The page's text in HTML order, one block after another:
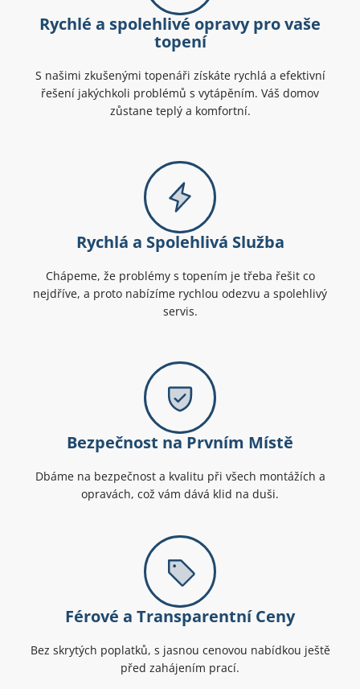
Rychlé a spolehlivé opravy pro vaše
topení
S našimi zkušenými topenáři získáte rychlá a efektivní
řešení jakýchkoli problémů s vytápěním. Váš domov
zůstane teplý a komfortní.
Rychlá a Spolehlivá Služba
Chápeme, že problémy s topením je třeba řešit co
nejdříve, a proto nabízíme rychlou odezvu a spolehlivý
servis.
Bezpečnost na Prvním Místě
Dbáme na bezpečnost a kvalitu při všech montážích a
opravách, což vám dává klid na duši.
Férové a Transparentní Ceny
Bez skrytých poplatků, s jasnou cenovou nabídkou ještě
před zahájením prací.